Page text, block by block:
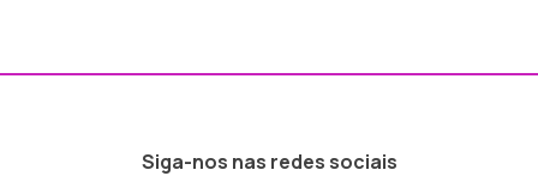
Siga-nos nas redes sociais